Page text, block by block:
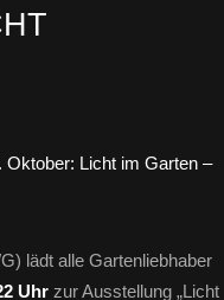
lädt alle Gartenliebhaber
Uhr zur Ausstellung „Licht